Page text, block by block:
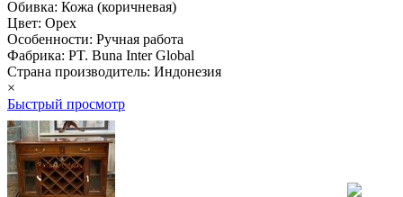
Обивка: Кожа (коричневая)
Цвет: Орех
Особенности: Ручная работа
Фабрика: PT. Buna Inter Global
Страна производитель: Индонезия
×
Быстрый просмотр